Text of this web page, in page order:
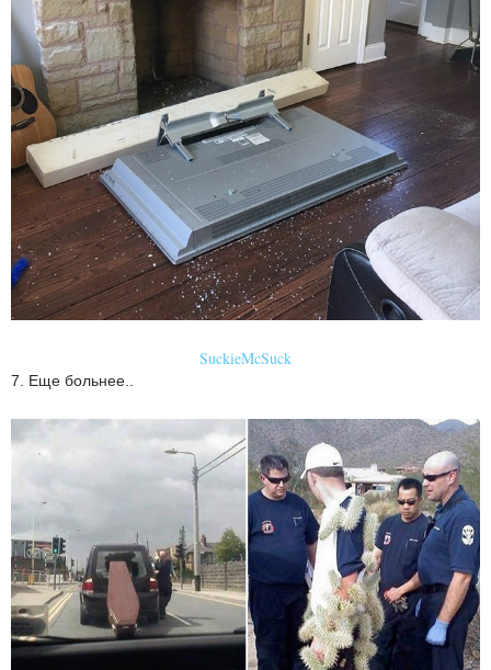
SuckieMcSuck
7. Еще больнее..